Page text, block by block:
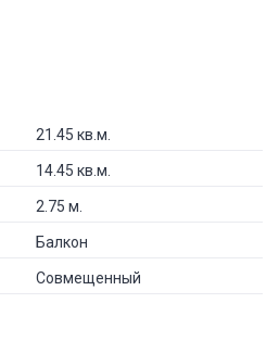
21.45 кв.м.
14.45 кв.м.
2.75 м.
Балкон
Совмещенный